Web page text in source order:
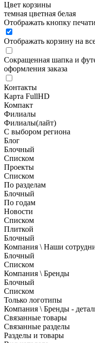
Цвет корзины
темная цветная белая
Отображать кнопку
Отображать корзину на
Сокращенная шапка и
оформления заказа
Контакты
Карта FullHD
Компакт
Филиалы
Филиалы(лайт)
С выбором региона
Блог
Блочный
Списком
Проекты
Списком
По разделам
Блочный
По годам
Новости
Списком
Плиткой
Блочный
Компания \ Наши
Блочный
Списком
Компания \ Бренды
Блочный
Списком
Только логотипы
Компания \ Бренды -
Связанные товары
Связанные разделы
Разделы и товары